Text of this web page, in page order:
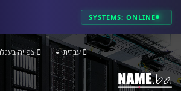
SYSTEMS: ONLINE
עברית צפייה